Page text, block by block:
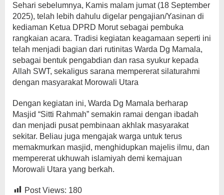
Sehari sebelumnya, Kamis malam jumat (18 September
2025), telah lebih dahulu digelar pengajian/Yasinan di
kediaman Ketua DPRD Morut sebagai pembuka
rangkaian acara. Tradisi kegiatan keagamaan seperti ini
telah menjadi bagian dari rutinitas Warda Dg Mamala,
sebagai bentuk pengabdian dan rasa syukur kepada
Allah SWT, sekaligus sarana mempererat silaturahmi
dengan masyarakat Morowali Utara
Dengan kegiatan ini, Warda Dg Mamala berharap
Masjid “Sitti Rahmah” semakin ramai dengan ibadah
dan menjadi pusat pembinaan akhlak masyarakat
sekitar. Beliau juga mengajak warga untuk terus
memakmurkan masjid, menghidupkan majelis ilmu, dan
mempererat ukhuwah islamiyah demi kemajuan
Morowali Utara yang berkah.
Post Views: 180